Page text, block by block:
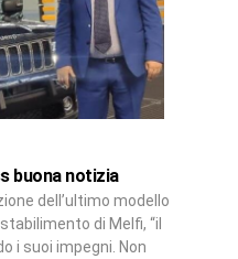
buona notizia
dell’ultimo modello
di Melfi, “il
i suoi impegni. Non